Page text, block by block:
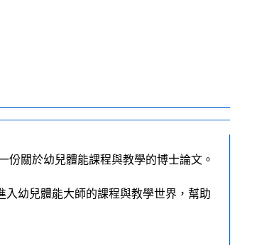
關於幼兒體能課程與教學的博士論文。
幼兒體能大師的課程與教學世界，幫助